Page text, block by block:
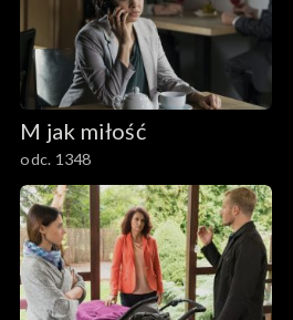
M jak miłość
odc. 1348